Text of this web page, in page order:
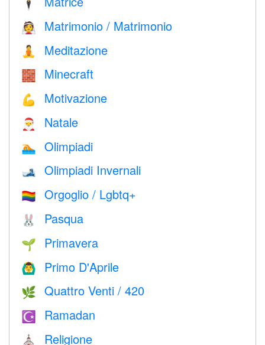
🕴️
👰 Matrimonio / Matrimonio
🧘 Meditazione
🧱 Minecraft
💪 Motivazione
🎅 Natale
🏊 Olimpiadi
🎿 Olimpiadi Invernali
🏳️‍🌈 Orgoglio / Lgbtq+
🐰 Pasqua
🌱 Primavera
🙆‍♂️ Primo D'Aprile
🌿 Quattro Venti / 420
☪️ Ramadan
⛪️ Religione